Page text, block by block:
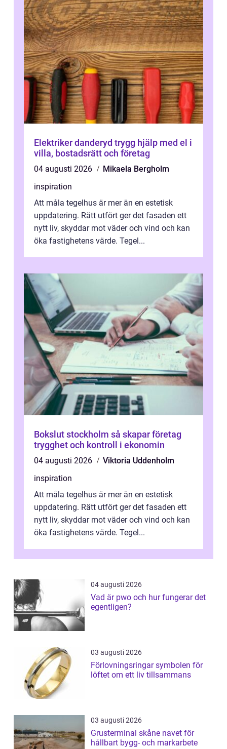
Elektriker danderyd trygg hjälp med el i
villa, bostadsrätt och företag
04 augusti 2026
Mikaela Bergholm
inspiration
Att måla tegelhus är mer än en estetisk
uppdatering. Rätt utfört ger det fasaden ett
nytt liv, skyddar mot väder och vind och kan
öka fastighetens värde. Tegel...
Bokslut stockholm så skapar företag
trygghet och kontroll i ekonomin
04 augusti 2026
Viktoria Uddenholm
inspiration
Att måla tegelhus är mer än en estetisk
uppdatering. Rätt utfört ger det fasaden ett
nytt liv, skyddar mot väder och vind och kan
öka fastighetens värde. Tegel...
04 augusti 2026
Vad är pwo och hur fungerar det
egentligen?
03 augusti 2026
Förlovningsringar symbolen för
löftet om ett liv tillsammans
03 augusti 2026
Grusterminal skåne navet för
hållbart bygg- och markarbete